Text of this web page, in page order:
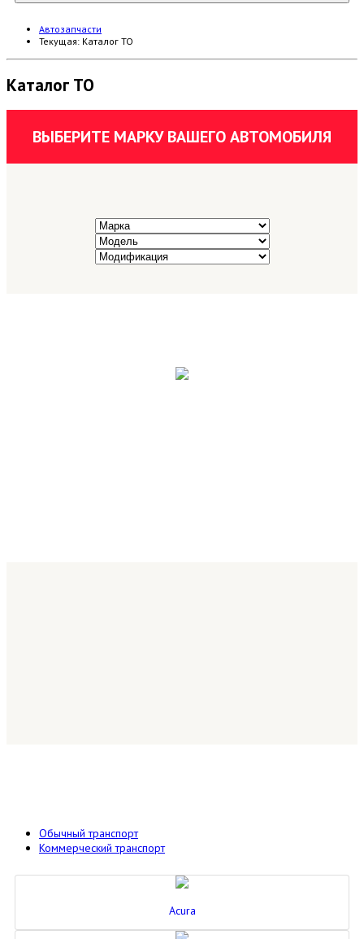
Автозапчасти
Текущая: Каталог ТО
Каталог ТО
ВЫБЕРИТЕ МАРКУ ВАШЕГО АВТОМОБИЛЯ
Обычный транспорт
Коммерческий транспорт
Acura